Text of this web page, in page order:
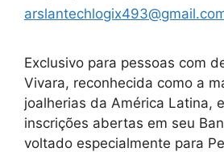
Exclusivo para pessoas com
Vivara, reconhecida como a
joalherias da América Latina,
inscrições abertas em seu
voltado especialmente para